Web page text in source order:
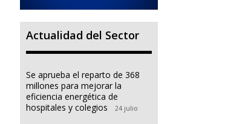
Actualidad del Sector
Se aprueba el reparto de 368
millones para mejorar la
eficiencia energética de
hospitales y colegios
24 julio